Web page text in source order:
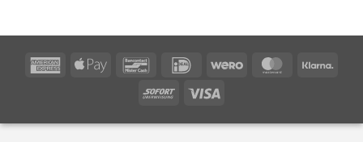
AmericanApple
BancontactIDeal Wero MasterCard
Sofort